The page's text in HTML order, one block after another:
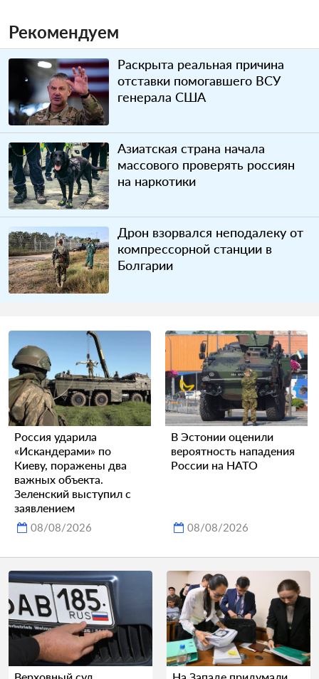
Рекомендуем
Раскрыта реальная причина
отставки помогавшего ВСУ
генерала США
Азиатская страна начала
массового проверять россиян
на наркотики
Дрон взорвался неподалеку от
компрессорной станции в
Болгарии
Россия ударила
«Искандерами» по
Киеву, поражены два
важных объекта.
Зеленский выступил с
заявлением
08/08/2026
В Эстонии оценили
вероятность нападения
России на НАТО
08/08/2026